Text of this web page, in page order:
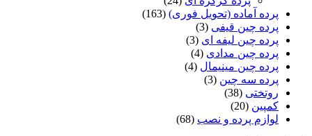
پرده آماده (تحویل فوری) (163)
پرده چین قیفی (3)
پرده چین لیفه ای (3)
پرده چین مدادی (4)
پرده چین مینیمال (4)
پرده سه چین (3)
روتختی (38)
کمپین (20)
لوازم پرده و نصب (68)